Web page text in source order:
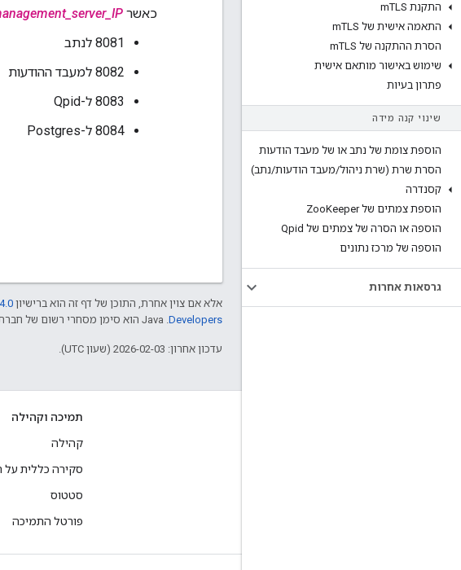
התקנת m TLS
התאמה אישית של m TLS
הסרת ההתקנה של m TLS
שימוש באישור מותאם אישית
פתרון בעיות
שינוי קנה מידה
הוספת צומת של נתב או של מעבד הודעות
הסרת שרת (שרת ניהול/מעבד הודעות/נתב)
קסנדרה
הוספת צמתים של ZooKeeper
הוספה או הסרה של צמתים של Qpid
הוספה של מרכז נתונים
גרסאות אחרות
כאשר
8081 לנתב
8082 למעבד ההודעות
8083 ל-Qpid
8084 ל-Postgres
אלא אם צוין אחרת, התוכן של דף זה הוא ברישיון
Developers‏.‏ Java הוא סימן מסחרי רשום של חברת Oracle ו/או של השותפים העצמאיים שלה.
עדכון אחרון: 2026-02-03 (שעון UTC).
תמיכה וקהילה
קהילה
סקירה כללית על
סטטוס
פורטל התמיכה